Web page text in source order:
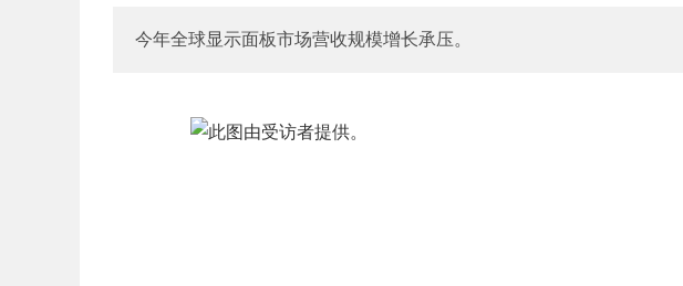
今年全球显示面板市场营收规模增长承压。